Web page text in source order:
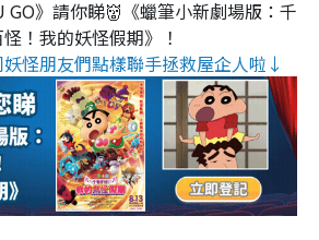
GO》請你睇👹《蠟筆小新劇場版：千
！我的妖怪假期》！
怪朋友們點樣聯手拯救屋企人啦↓